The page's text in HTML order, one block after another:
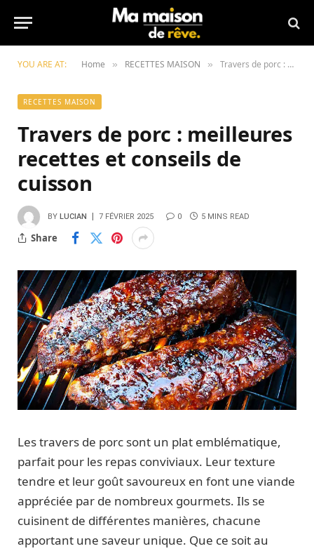
YOU ARE AT: Home » RECETTES MAISON » Travers de porc : meilleures recettes et conseils de cuisson
RECETTES MAISON
Travers de porc : meilleures
recettes et conseils de
cuisson
BY LUCIAN 7 FÉVRIER 2025 0 5 MINS READ
Share
Les travers de porc sont un plat emblématique,
parfait pour les repas conviviaux. Leur texture
tendre et leur goût savoureux en font une viande
appréciée par de nombreux gourmets. Ils se
cuisinent de différentes manières, chacune
apportant une saveur unique. Que ce soit au